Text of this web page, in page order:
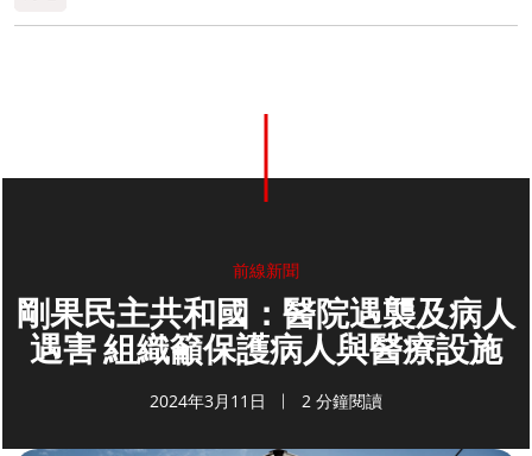
前線新聞
剛果民主共和國：醫院遇襲及病人
遇害 組織籲保護病人與醫療設施
2024年3月11日 2 分鐘閱讀